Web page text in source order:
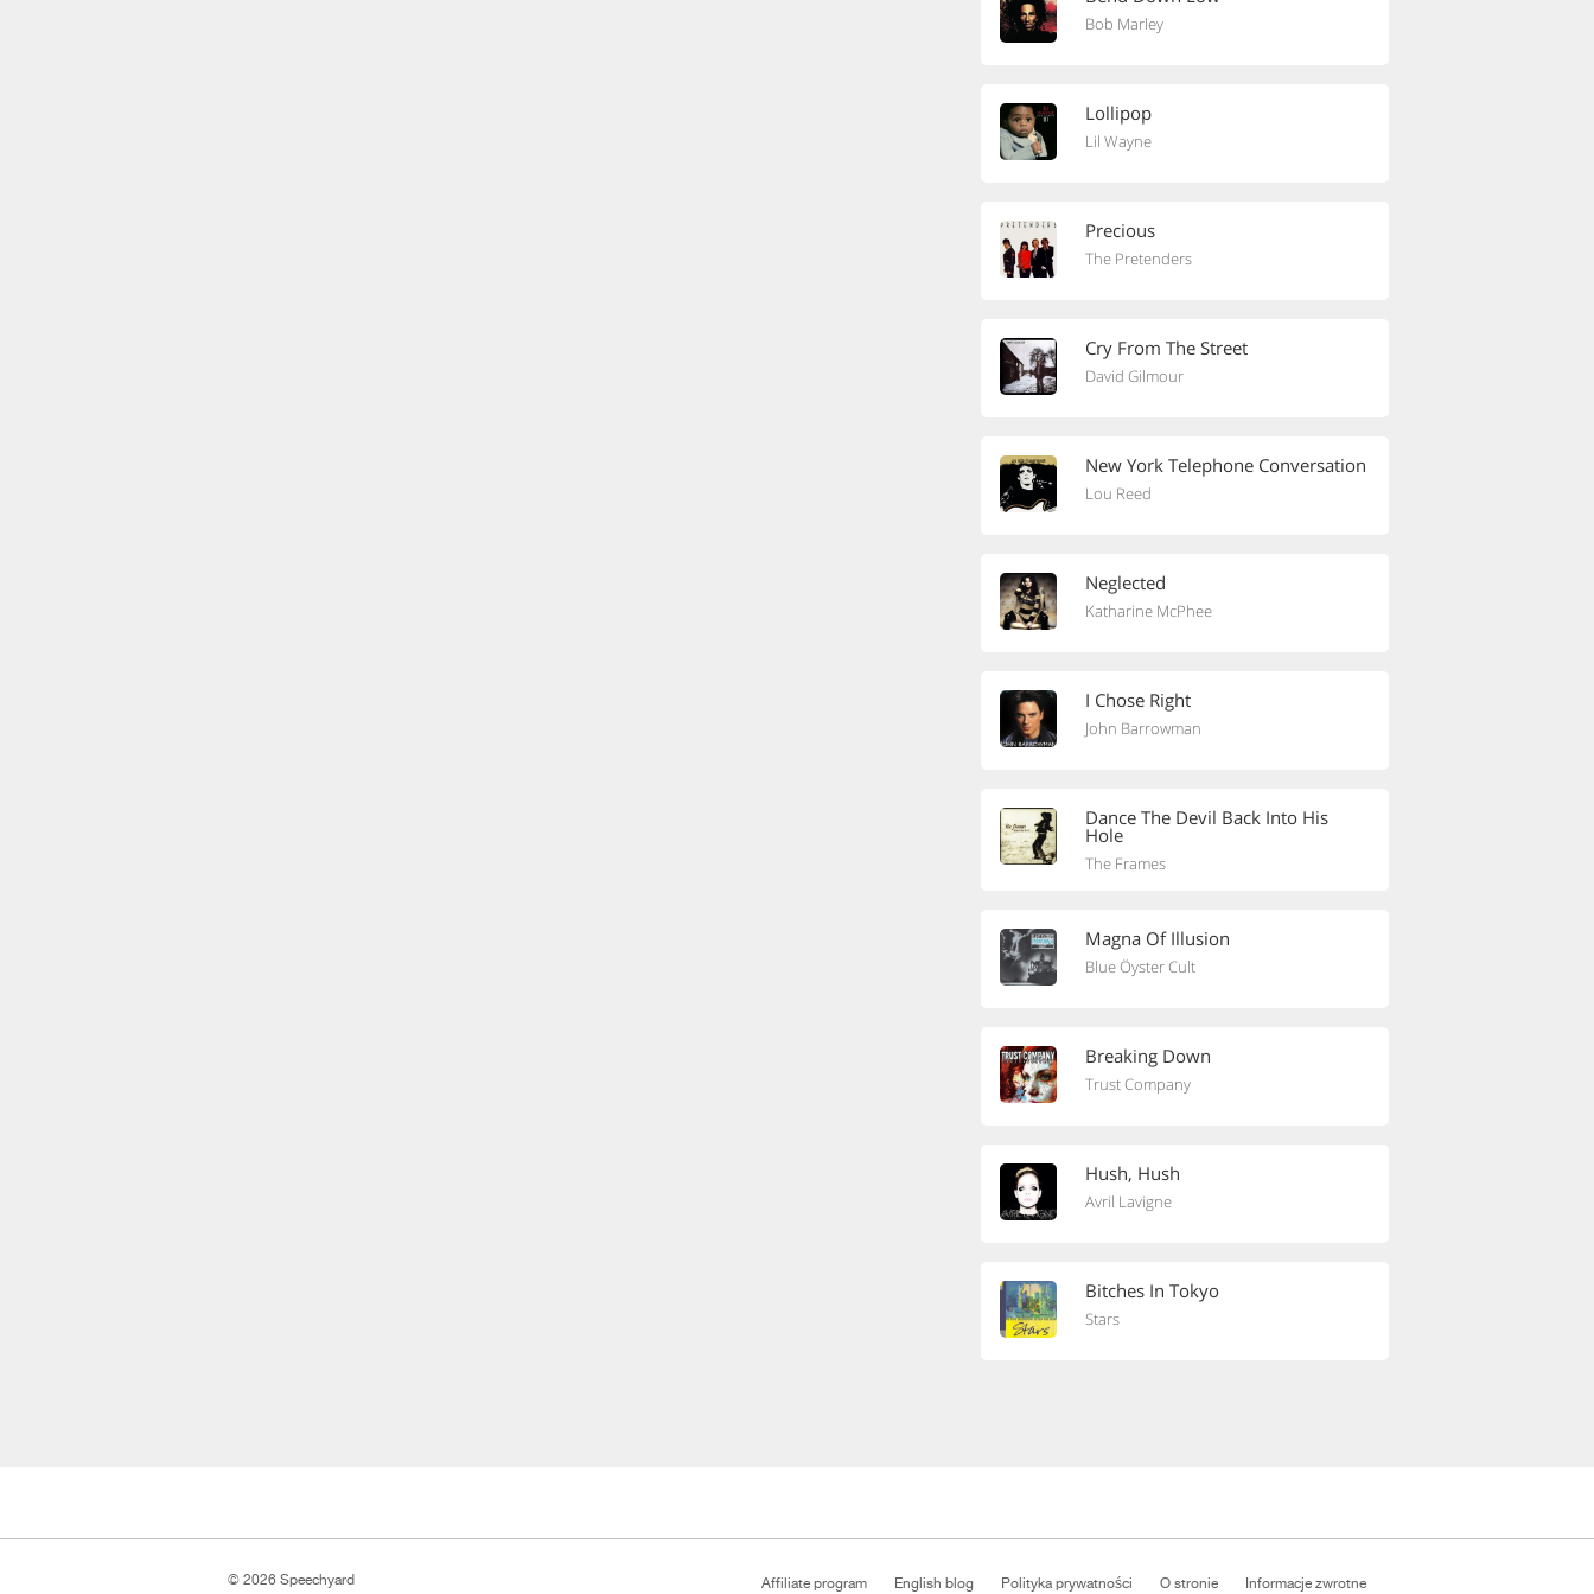
Bob Marley
Lollipop
Lil Wayne
Precious
The Pretenders
Cry From The Street
David Gilmour
New York Telephone Conversation
Lou Reed
Neglected
Katharine McPhee
I Chose Right
John Barrowman
Dance The Devil Back Into His
Hole
The Frames
Magna Of Illusion
Blue Öyster Cult
Breaking Down
Trust Company
Hush, Hush
Avril Lavigne
Bitches In Tokyo
Stars
Affiliate program English blog Polityka prywatności O stronie Informacje zwrotne
© 2026 Speechyard